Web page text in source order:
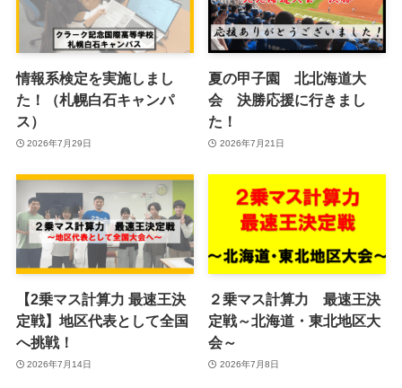
情報系検定を実施しまし
た！（札幌白石キャンパ
ス）
2026年7月29日
夏の甲子園 北北海道大
会 決勝応援に行きまし
た！
2026年7月21日
【2乗マス計算力 最速王決
定戦】地区代表として全国
へ挑戦！
2026年7月14日
２乗マス計算力 最速王決
定戦～北海道・東北地区大
会～
2026年7月8日